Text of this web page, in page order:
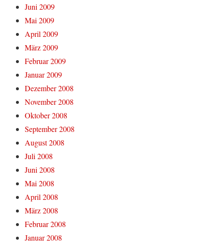
Juni 2009
Mai 2009
April 2009
März 2009
Februar 2009
Januar 2009
Dezember 2008
November 2008
Oktober 2008
September 2008
August 2008
Juli 2008
Juni 2008
Mai 2008
April 2008
März 2008
Februar 2008
Januar 2008